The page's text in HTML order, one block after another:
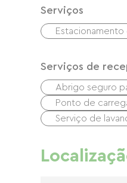
Serviços
Estacionamento
Serviços de
Abrigo seguro
Ponto de
Serviço de